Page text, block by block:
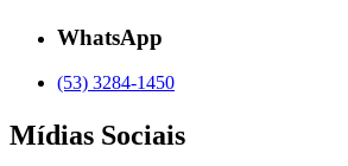
WhatsApp
(53) 3284-1450
Mídias Sociais